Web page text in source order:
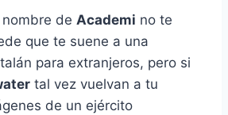
de Academi no te
que te suene a una
para extranjeros, pero si
tal vez vuelvan a tu
de un ejército